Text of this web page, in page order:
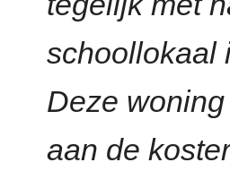
schoollokaal
Deze
aan de